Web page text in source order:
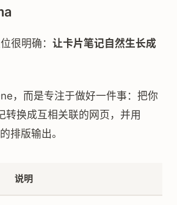
很明确： 让卡片笔记自然生长成
，而是专注于做好一件事：把你
换成互相关联的网页，并用
排版输出。
说明